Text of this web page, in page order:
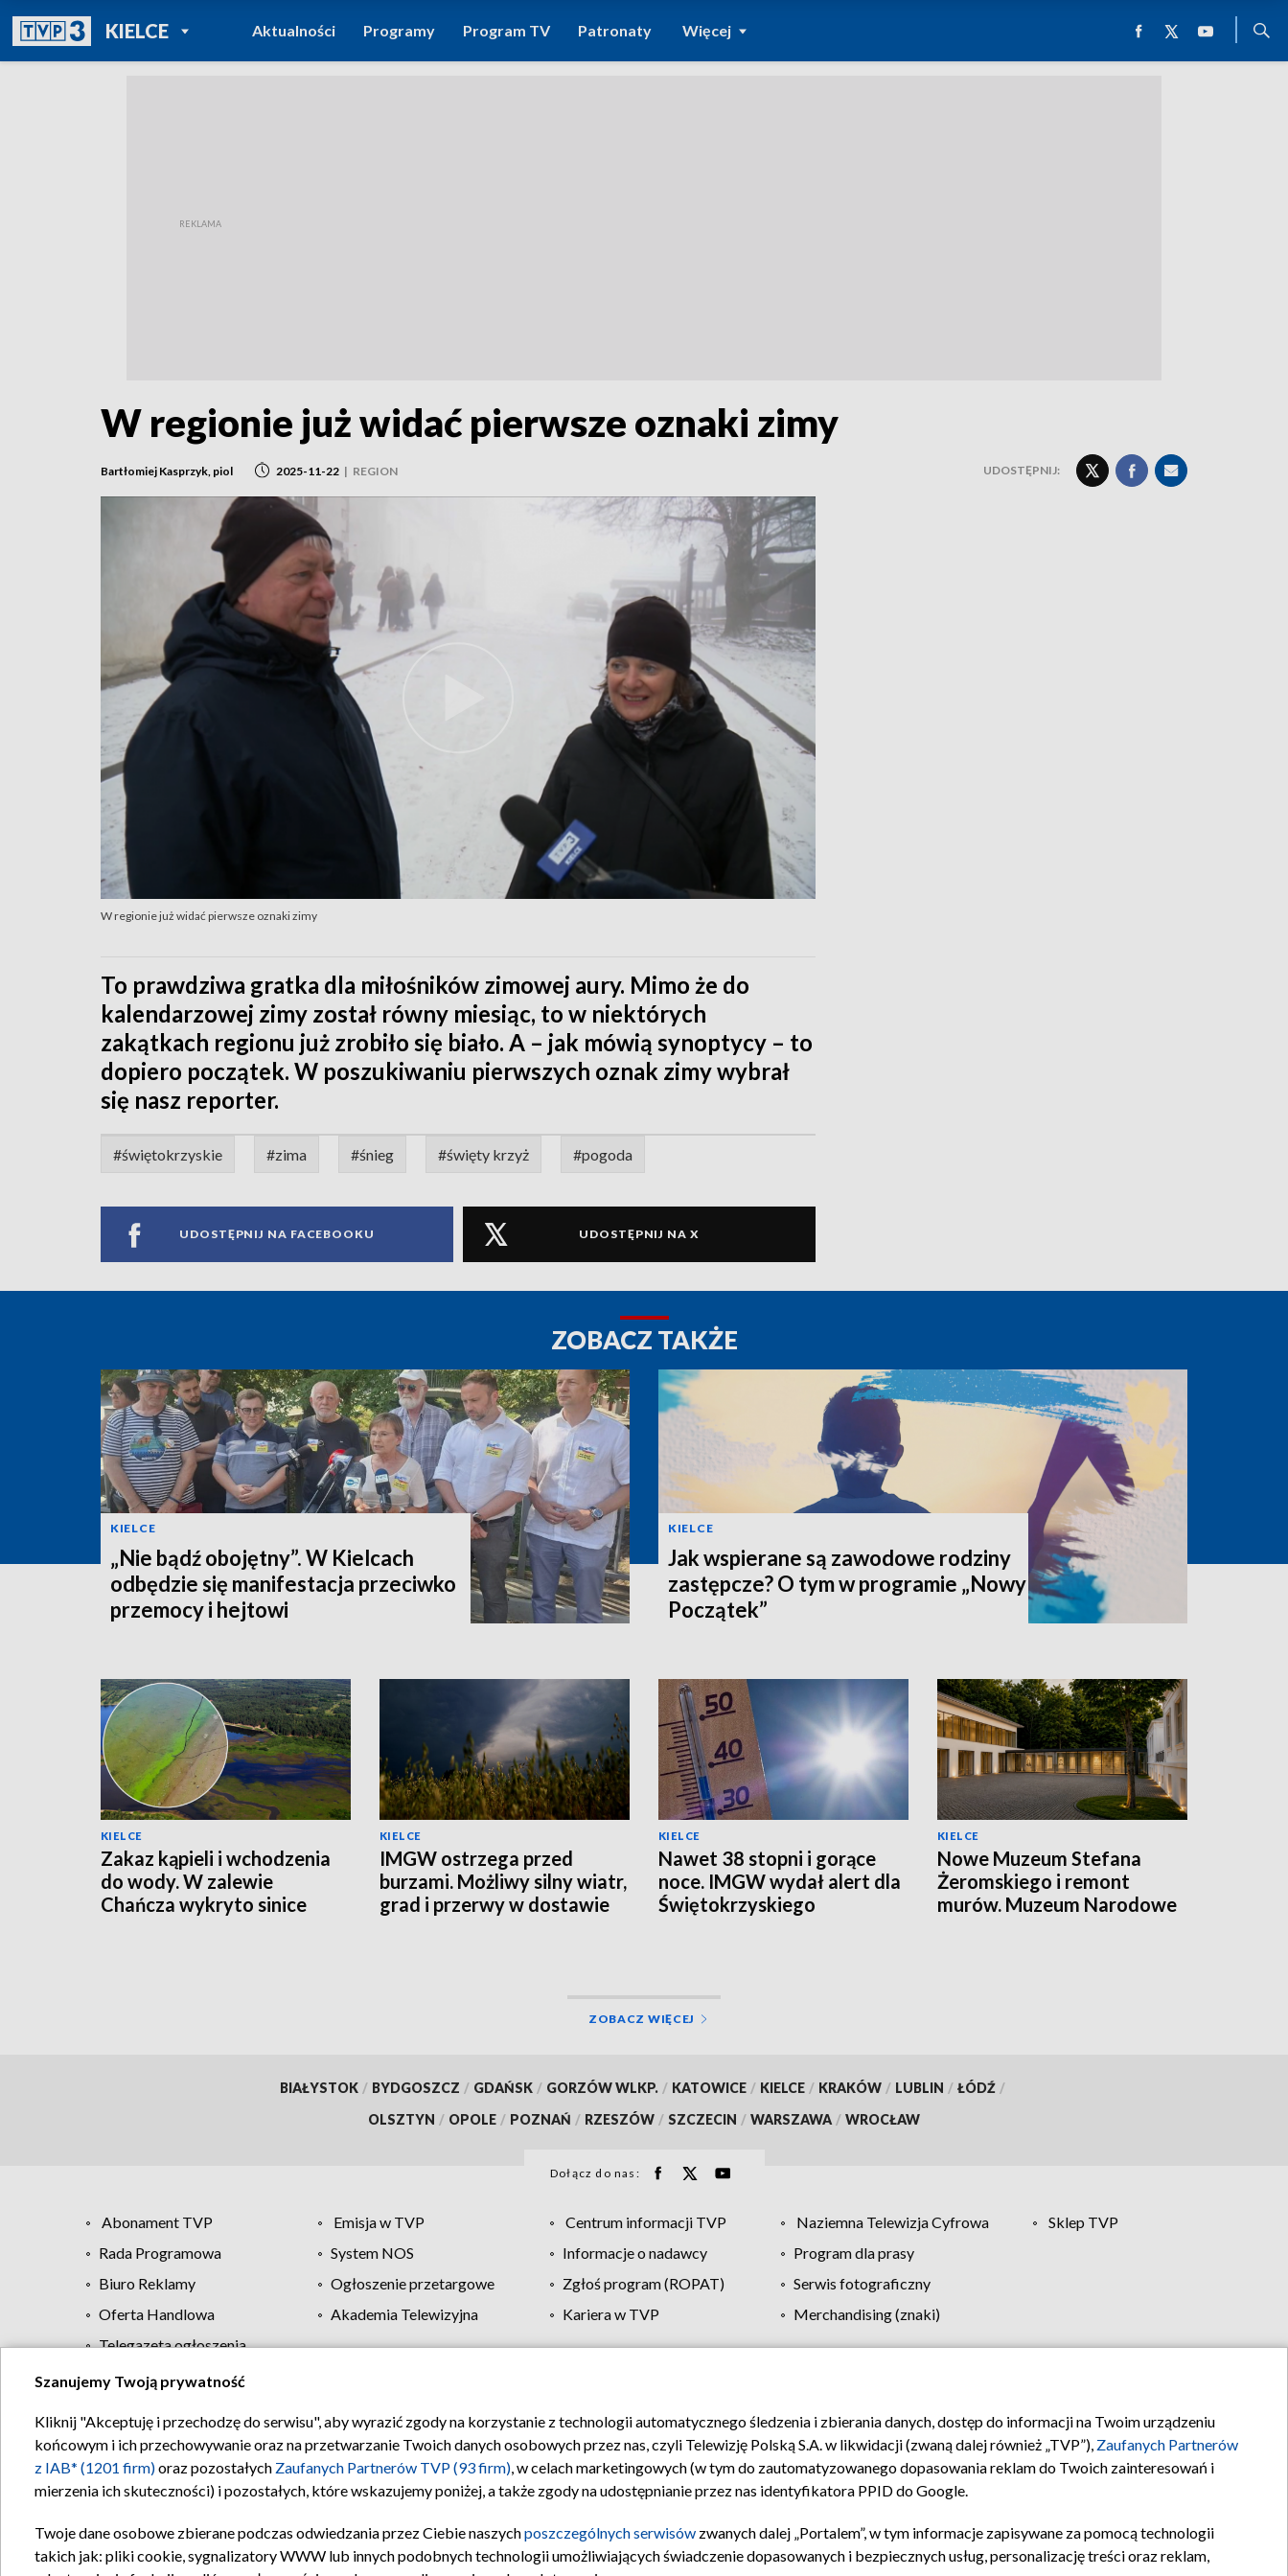
KIELCEPOWRÓT DO
TVP REGIONY
Aktualności Programy Program TV Patronaty Więcej
W regionie już widać pierwsze oznaki zimy
Bartłomiej Kasprzyk, piol 2025-11-22 | REGION UDOSTĘPNIJ:
W regionie już widać pierwsze oznaki zimy
To prawdziwa gratka dla miłośników zimowej aury. Mimo że do
kalendarzowej zimy został równy miesiąc, to w niektórych
zakątkach regionu już zrobiło się biało. A – jak mówią synoptycy – to
dopiero początek. W poszukiwaniu pierwszych oznak zimy wybrał
się nasz reporter.
#świętokrzyskie #zima #śnieg #święty krzyż #pogoda
UDOSTĘPNIJ NA FACEBOOKU UDOSTĘPNIJ NA X
ZOBACZ TAKŻE
KIELCE
„Nie bądź obojętny”. W Kielcach
odbędzie się manifestacja przeciwko
przemocy i hejtowi
KIELCE
Jak wspierane są zawodowe rodziny
zastępcze? O tym w programie „Nowy
Początek”
KIELCE
Zakaz kąpieli i wchodzenia
do wody. W zalewie
Chańcza wykryto sinice
KIELCE
IMGW ostrzega przed
burzami. Możliwy silny wiatr,
grad i przerwy w dostawie
KIELCE
Nawet 38 stopni i gorące
noce. IMGW wydał alert dla
Świętokrzyskiego
KIELCE
Nowe Muzeum Stefana
Żeromskiego i remont
murów. Muzeum Narodowe
ZOBACZ WIĘCEJ
BIAŁYSTOK / BYDGOSZCZ / GDAŃSK / GORZÓW WLKP. / KATOWICE / KIELCE / KRAKÓW / LUBLIN / ŁÓDŹ /
OLSZTYN / OPOLE / POZNAŃ / RZESZÓW / SZCZECIN / WARSZAWA / WROCŁAW
Dołącz do nas:
Abonament TVP Emisja w TVP Centrum informacji TVP Naziemna Telewizja Cyfrowa
Sklep TVP
Rada Programowa
System NOS Informacje o nadawcy
Program dla prasy
Biuro Reklamy
Ogłoszenie przetargowe Zgłoś program (ROPAT)
Serwis fotograficzny
Oferta Handlowa
Akademia Telewizyjna Kariera w TVP
Merchandising (znaki)
Telegazeta ogłoszenia
Regulamin TVP Polityka prywatności Moje zgody Pomoc Biuro reklamy Kontakt
Szanujemy Twoją prywatność
Kliknij "Akceptuję i przechodzę do serwisu", aby wyrazić zgody na korzystanie z technologii automatycznego śledzenia i zbierania danych, dostęp do informacji na Twoim urządzeniu
końcowym i ich przechowywanie oraz na przetwarzanie Twoich danych osobowych przez nas, czyli Telewizję Polską S.A. w likwidacji (zwaną dalej również „TVP”), Zaufanych Partnerów
z IAB* (1201 firm)oraz pozostałych Zaufanych Partnerów TVP (93 firm), w celach marketingowych (w tym do zautomatyzowanego dopasowania reklam do Twoich zainteresowań i
mierzenia ich skuteczności) i pozostałych, które wskazujemy poniżej, a także zgody na udostępnianie przez nas identyfikatora PPID do Google.
Twoje dane osobowe zbierane podczas odwiedzania przez Ciebie naszychposzczególnych serwisów zwanych dalej „Portalem”, w tym informacje zapisywane za pomocą technologii
takich jak: pliki cookie, sygnalizatory WWW lub innych podobnych technologii umożliwiających świadczenie dopasowanych i bezpiecznych usług, personalizację treści oraz reklam,